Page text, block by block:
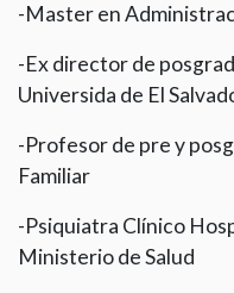
-Master en
-Ex director de
Universida de El
-Profesor de pre y
Familiar
-Psiquiatra Clínico
Ministerio de Salud